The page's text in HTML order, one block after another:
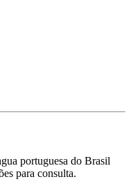
portuguesa do Brasil
para consulta.